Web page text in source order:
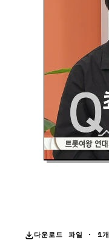
다운로드 파일 · 1개